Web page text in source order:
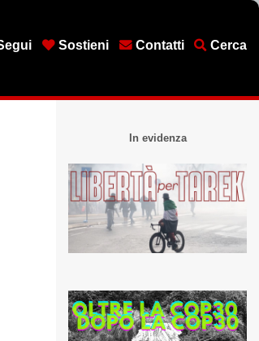
Sostieni Contatti Cerca
In evidenza